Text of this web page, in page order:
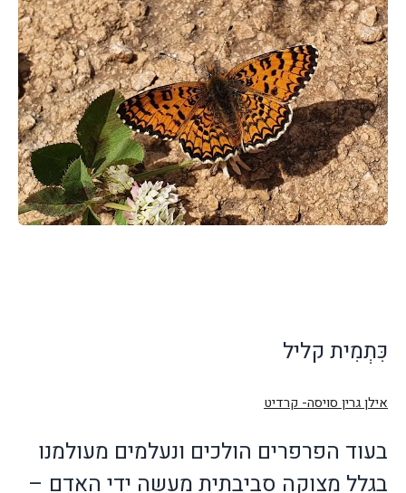
כִּתְמִית קליל
אילן גרין סויסה- קרדיט
בעוד הפרפרים הולכים ונעלמים מעולמנו
בגלל מצוקה סביבתית מעשה ידי האדם –